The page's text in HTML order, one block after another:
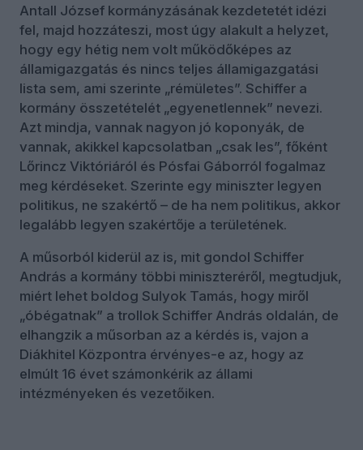
Antall József kormányzásának kezdetetét idézi
fel, majd hozzáteszi, most úgy alakult a helyzet,
hogy egy hétig nem volt működőképes az
államigazgatás és nincs teljes államigazgatási
lista sem, ami szerinte „rémületes”. Schiffer a
kormány összetételét „egyenetlennek” nevezi.
Azt mindja, vannak nagyon jó koponyák, de
vannak, akikkel kapcsolatban „csak les”, főként
Lőrincz Viktóriáról és Pósfai Gáborról fogalmaz
meg kérdéseket. Szerinte egy miniszter legyen
politikus, ne szakértő – de ha nem politikus, akkor
legalább legyen szakértője a területének.
A műsorból kiderül az is, mit gondol Schiffer
András a kormány többi miniszteréről, megtudjuk,
miért lehet boldog Sulyok Tamás, hogy miről
„óbégatnak” a trollok Schiffer András oldalán, de
elhangzik a műsorban az a kérdés is, vajon a
Diákhitel Központra érvényes-e az, hogy az
elmúlt 16 évet számonkérik az állami
intézményeken és vezetőiken.